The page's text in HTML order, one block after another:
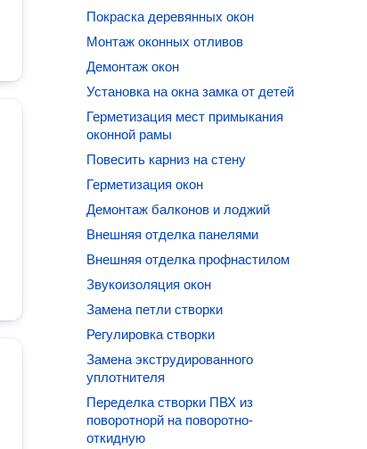
Покраска деревянных окон
Монтаж оконных отливов
Демонтаж окон
Установка на окна замка от детей
Герметизация мест примыкания
оконной рамы
Повесить карниз на стену
Герметизация окон
Демонтаж балконов и лоджий
Внешняя отделка панелями
Внешняя отделка профнастилом
Звукоизоляция окон
Замена петли створки
Регулировка створки
Замена экструдированного
уплотнителя
Переделка створки ПВХ из
поворотнорй на поворотно-
откидную